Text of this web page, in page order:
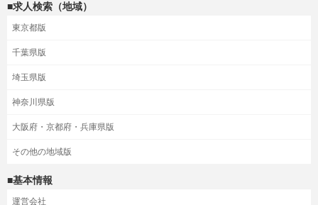
■求人検索（地域）
東京都版
千葉県版
埼玉県版
神奈川県版
大阪府・京都府・兵庫県版
その他の地域版
■基本情報
運営会社